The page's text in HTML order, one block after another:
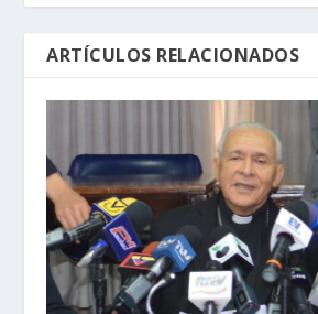
ARTÍCULOS RELACIONADOS